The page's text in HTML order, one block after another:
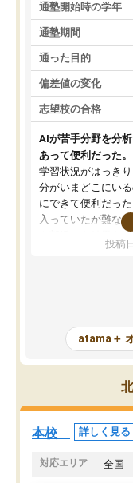
通塾開始時の学年
通塾期間
通った目的
偏差値の変化
志望校の合格
AIが苦手分野を分
あって便利だった。
学習状況がはっき
分がいまどこにい
にできて便利だっ
入っていたが難な
も部活でも結果を
かった。また問題
が、自分で自分の
とっては難しい部
かと思った。
投稿
atama＋
本校 詳しく見る
対応エリア 全国